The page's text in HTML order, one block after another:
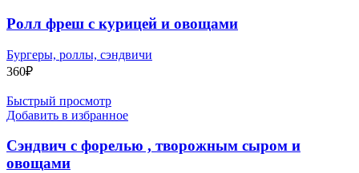
Ролл фреш с курицей и овощами
Бургеры, роллы, сэндвичи
360₽
Быстрый просмотр
Добавить в избранное
Сэндвич с форелью , творожным сыром и
овощами